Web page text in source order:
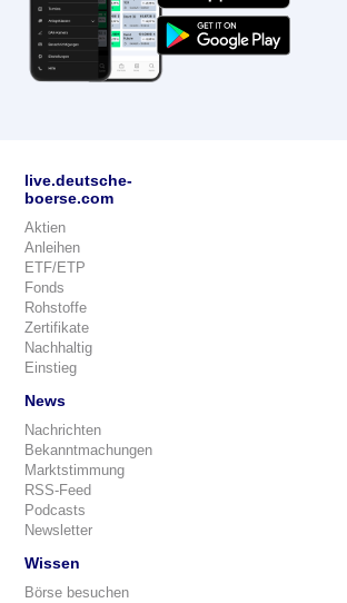
live.deutsche-
boerse.com
Aktien
Anleihen
ETF/ETP
Fonds
Rohstoffe
Zertifikate
Nachhaltig
Einstieg
News
Nachrichten
Bekanntmachungen
Marktstimmung
RSS-Feed
Podcasts
Newsletter
Wissen
Börse besuchen